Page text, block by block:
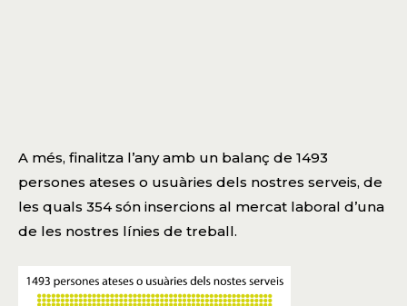
A més, finalitza l’any amb un balanç de 1493
persones ateses o usuàries dels nostres serveis, de
les quals 354 són insercions al mercat laboral d’una
de les nostres línies de treball.